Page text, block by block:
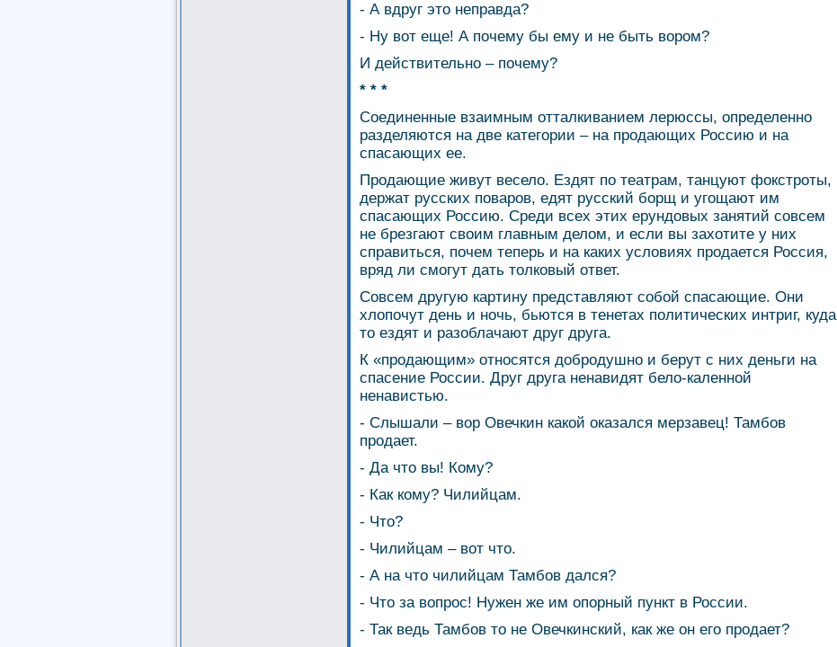
- А вдруг это неправда?
- Ну вот еще! А почему бы ему и не быть вором?
И действительно – почему?
* * *
Соединенные взаимным отталкиванием лерюссы, определенно
разделяются на две категории – на продающих Россию и на
спасающих ее.
Продающие живут весело. Ездят по театрам, танцуют фокстроты,
держат русских поваров, едят русский борщ и угощают им
спасающих Россию. Среди всех этих ерундовых занятий совсем
не брезгают своим главным делом, и если вы захотите у них
справиться, почем теперь и на каких условиях продается Россия,
вряд ли смогут дать толковый ответ.
Совсем другую картину представляют собой спасающие. Они
хлопочут день и ночь, бьются в тенетах политических интриг, куда
то ездят и разоблачают друг друга.
К «продающим» относятся добродушно и берут с них деньги на
спасение России. Друг друга ненавидят бело-каленной
ненавистью.
- Слышали – вор Овечкин какой оказался мерзавец! Тамбов
продает.
- Да что вы! Кому?
- Как кому? Чилийцам.
- Что?
- Чилийцам – вот что.
- А на что чилийцам Тамбов дался?
- Что за вопрос! Нужен же им опорный пункт в России.
- Так ведь Тамбов то не Овечкинский, как же он его продает?